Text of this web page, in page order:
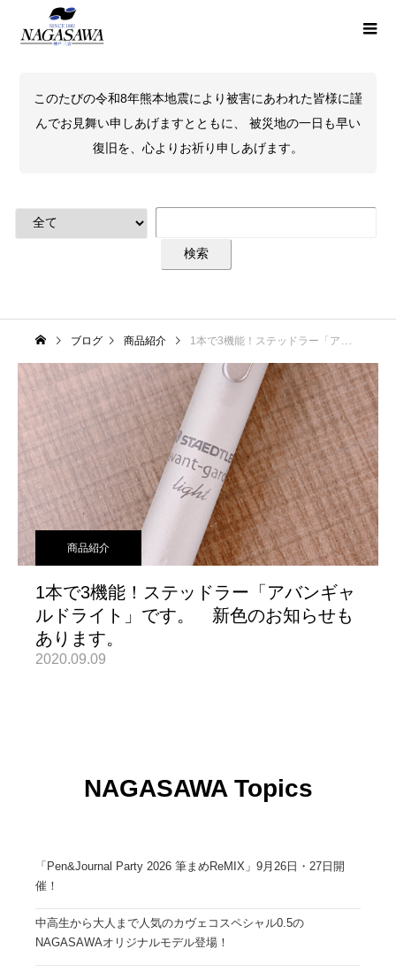
このたびの令和8年熊本地震により被害にあわれた皆様に謹
んでお見舞い申しあげますとともに、 被災地の一日も早い
復旧を、心よりお祈り申しあげます。
ブログ 商品紹介 1本で3機能！ステッドラー「アバンギャルドライト」です。 新色のお知らせもあります。
商品紹介
1本で3機能！ステッドラー「アバンギャ
ルドライト」です。 新色のお知らせも
あります。
2020.09.09
NAGASAWA Topics
「Pen&Journal Party 2026 筆まめReMIX」9月26日・27日開
催！
中高生から大人まで人気のカヴェコスペシャル0.5の
NAGASAWAオリジナルモデル登場！